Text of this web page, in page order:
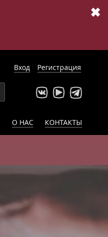
✖
Вход Регистрация
О НАС КОНТАКТЫ